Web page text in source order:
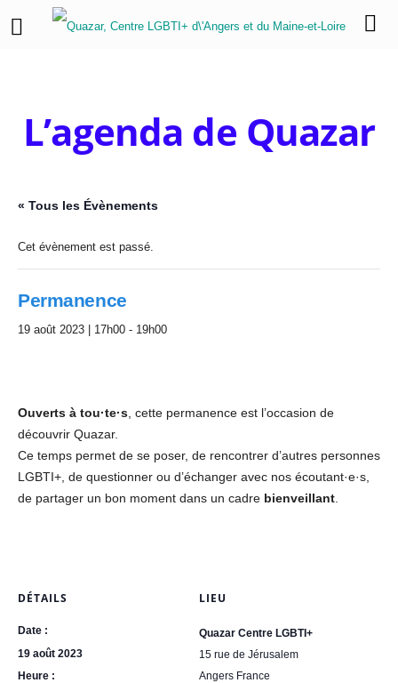
L’agenda de Quazar
« Tous les Évènements
Cet évènement est passé.
Permanence
19 août 2023 | 17h00 - 19h00
Ouverts à tou·te·s , cette permanence est l’occasion de
découvrir Quazar.
Ce temps permet de se poser, de rencontrer d’autres personnes
LGBTI+, de questionner ou d’échanger avec nos écoutant·e·s,
de partager un bon moment dans un cadre bienveillant
DÉTAILS
Date :
19 août 2023
Heure :
LIEU
Quazar Centre LGBTI+
15 rue de Jérusalem
Angers France